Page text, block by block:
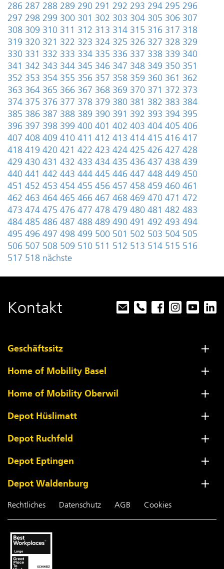
286 287 288 289 290 291 292 293 294 295 296
297 298 299 300 301 302 303 304 305 306 307
308 309 310 311 312 313 314 315 316 317 318
319 320 321 322 323 324 325 326 327 328 329
330 331 332 333 334 335 336 337 338 339 340
341 342 343 344 345 346 347 348 349 350 351
352 353 354 355 356 357 358 359 360 361 362
363 364 365 366 367 368 369 370 371 372 373
374 375 376 377 378 379 380 381 382 383 384
385 386 387 388 389 390 391 392 393 394 395
396 397 398 399 400 401 402 403 404 405 406
407 408 409 410 411 412 413 414 415 416 417
418 419 420 421 422 423 424 425 426 427 428
429 430 431 432 433 434 435 436 437 438 439
440 441 442 443 444 445 446 447 448 449 450
451 452 453 454 455 456 457 458 459 460 461
462 463 464 465 466 467 468 469 470 471 472
473 474 475 476 477 478 479 480 481 482 483
484 485 486 487 488 489 490 491 492 493 494
495 496 497 498 499 500 501 502 503 504 505
506 507 508 509 510 511 512 513 514 515 516
517 518 nächste
Kontakt
Geschäftssitz
Home of Mobility Basel
Home of Mobility Oberwil
Depot Hüslimatt
Depot Ruchfeld
Depot Eptingen
Depot Waldenburg
Rechtliches Datenschutz AGB Cookies